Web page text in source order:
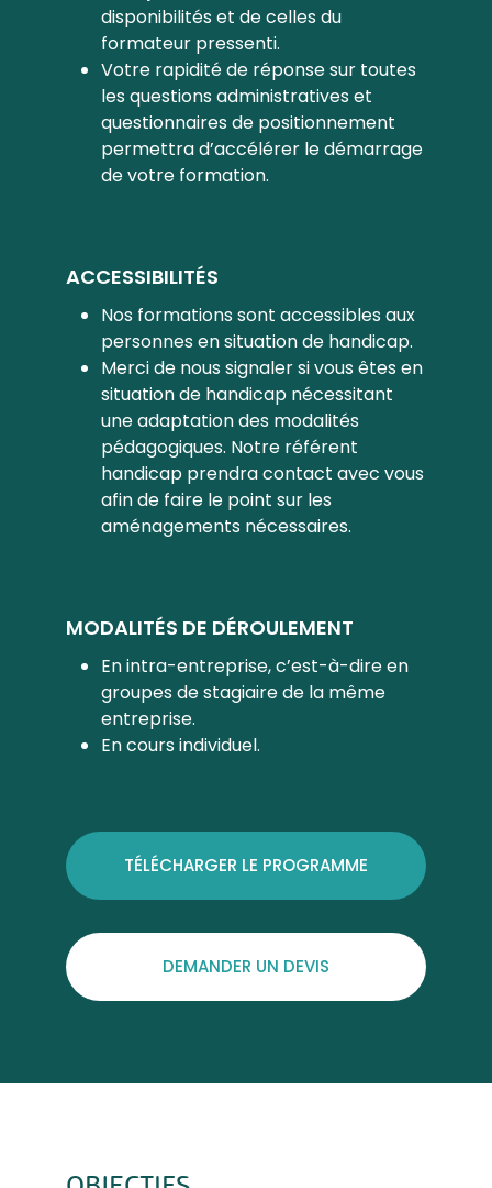
disponibilités et de celles du
formateur pressenti.
Votre rapidité de réponse sur toutes
les questions administratives et
questionnaires de positionnement
permettra d’accélérer le démarrage
de votre formation.
ACCESSIBILITÉS
Nos formations sont accessibles aux
personnes en situation de handicap.
Merci de nous signaler si vous êtes en
situation de handicap nécessitant
une adaptation des modalités
pédagogiques. Notre référent
handicap prendra contact avec vous
afin de faire le point sur les
aménagements nécessaires.
MODALITÉS DE DÉROULEMENT
En intra-entreprise, c’est-à-dire en
groupes de stagiaire de la même
entreprise.
En cours individuel.
TÉLÉCHARGER LE PROGRAMME
DEMANDER UN DEVIS